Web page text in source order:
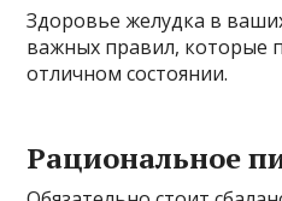
Здоровье желудка в
важных правил, которые
отличном состоянии.
Рациональное